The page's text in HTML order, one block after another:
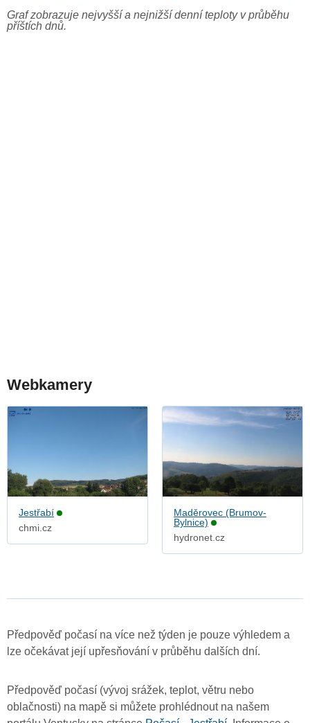
Graf zobrazuje nejvyšší a nejnižší denní teploty v průběhu
příštích dnů.
Webkamery
Jestřabí
chmi.cz
Maděrovec (Brumov-
Bylnice)
hydronet.cz
Předpověď počasí na více než týden je pouze výhledem a
lze očekávat její upřesňování v průběhu dalších dní.
Předpověď počasí (vývoj srážek, teplot, větru nebo
oblačnosti) na mapě si můžete prohlédnout na našem